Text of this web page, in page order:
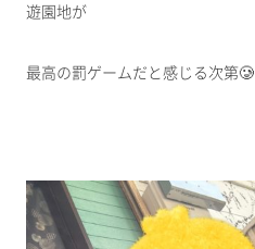
遊園地が
最高の罰ゲームだと感じる次第🥲